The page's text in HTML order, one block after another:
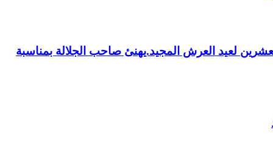
لعيد العرش المجيد.يهنئ صاحب الجلالة بمناسبة